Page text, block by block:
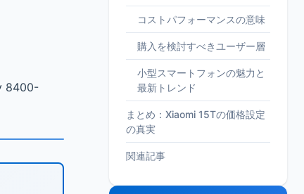
8400-
コストパフォーマンスの意味
購入を検討すべきユーザー層
小型スマートフォンの魅力と
最新トレンド
まとめ：Xiaomi 15Tの価格設定
の真実
関連記事